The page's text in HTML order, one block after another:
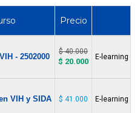
Precio
- 2502000
$ 40.000
$ 20.000 E-learning
VIH y SIDA $ 41.000 E-learning